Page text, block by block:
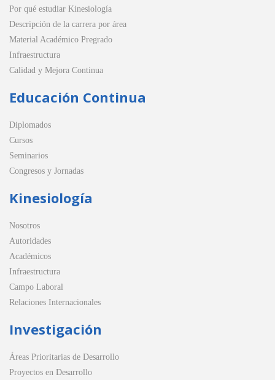
Por qué estudiar Kinesiología
Descripción de la carrera por área
Material Académico Pregrado
Infraestructura
Calidad y Mejora Continua
Educación Continua
Diplomados
Cursos
Seminarios
Congresos y Jornadas
Kinesiología
Nosotros
Autoridades
Académicos
Infraestructura
Campo Laboral
Relaciones Internacionales
Investigación
Áreas Prioritarias de Desarrollo
Proyectos en Desarrollo